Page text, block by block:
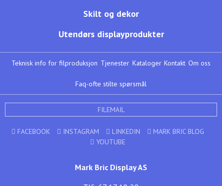
Skilt og dekor
Utendørs displayprodukter
Teknisk info for filproduksjon Tjenester Kataloger Kontakt Om oss
Faq-ofte stilte spørsmål
FILEMAIL
FACEBOOK INSTAGRAM LINKEDIN
MARK BRIC BLOG
YOUTUBE
Mark Bric Display AS